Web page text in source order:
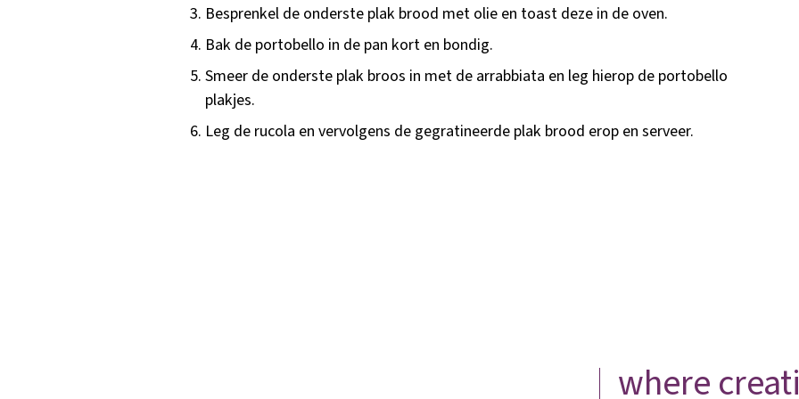
Besprenkel de onderste plak brood met olie en toast deze in de oven.
Bak de portobello in de pan kort en bondig.
Smeer de onderste plak broos in met de arrabbiata en leg hierop de portobello
plakjes.
Leg de rucola en vervolgens de gegratineerde plak brood erop en serveer.
where